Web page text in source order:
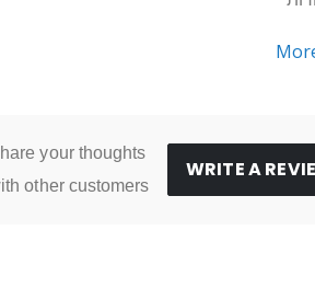
WRITE A
your thoughts
other customers